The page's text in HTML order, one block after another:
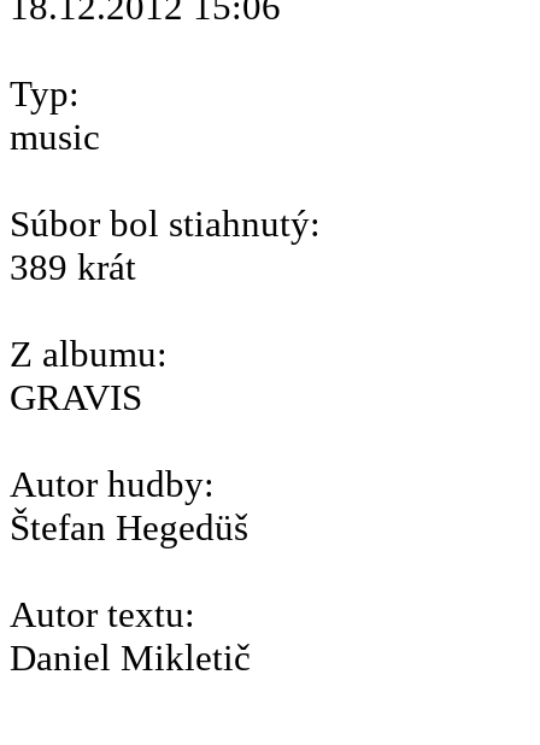
Typ:
music
Súbor bol stiahnutý:
389 krát
Z albumu:
GRAVIS
Autor hudby:
Štefan Hegedüš
Autor textu:
Daniel Mikletič